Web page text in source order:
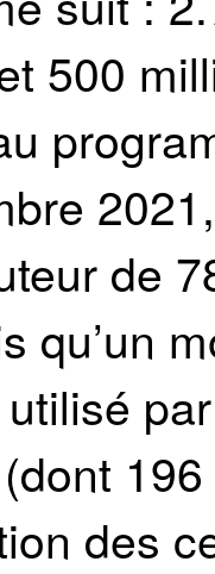
500
de
qu’un
utilisé
des